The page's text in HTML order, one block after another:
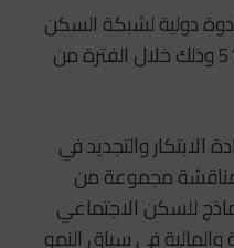
دولية لشبكة السكن
والفرانكفونية في نسختها الـ 51 وذلك خلال الفترة من
الابتكار والتجديد في
مجموعة من
للسكن الاجتماعي
في سياق النمو